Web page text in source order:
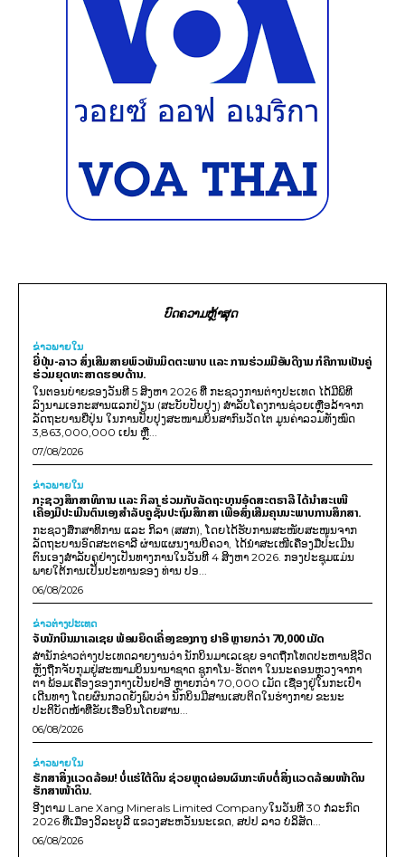
ບົດຄວາມຫຼ້າສຸດ
ຂ່າວພາຍ​ໃນ
ຍີ່ປຸ່ນ-ລາວ ສົ່ງເສີມສາຍພົວພັນມິດຕະພາບ ແລະ ການຮ່ວມມືອັນດີງາມ ກໍຄືການເປັນຄູ່
ຮ່ວມຍຸດທະສາດຮອບດ້ານ.
ໃນຕອນບ່າຍຂອງວັນທີ 5 ສິງຫາ 2026 ທີ່ ກະຊວງການຕ່າງປະເທດ ໄດ້ມີພິທີ
ລົງນາມເອກະສານແລກປ່ຽນ (ສະບັບປັບປຸງ) ສໍາລັບໂຄງການຊ່ວຍເຫຼືອລ້າຈາກ
ລັດຖະບານຍີ່ປຸ່ນ ໃນການປັບປຸງສະໜາມບິນສາກົນວັດໄຕ ມູນຄ່າລວມທັງໝົດ
3,863,000,000 ເຢນ ຫຼື...
07/08/2026
ຂ່າວພາຍ​ໃນ
ກະຊວງສຶກສາທິການ ແລະ ກິລາ ຮ່ວມກັບລັດຖະບານອົດສະຕຣາລີ ໄດ້ນຳສະເໜີ
ເຄື່ອງມືປະເມີນຕົນເອງສຳລັບຄູຊັ້ນປະຖົມສຶກສາ ເພື່ອສົ່ງເສີມຄຸນນະພາບການສຶກສາ.
ກະຊວງສຶກສາທິການ ແລະ ກິລາ (ສສກ), ໂດຍໄດ້ຮັບການສະໜັບສະໜູນຈາກ
ລັດຖະບານອົດສະຕຣາລີ ຜ່ານແຜນງານບີຄວາ, ໄດ້ນຳສະເໜີເຄື່ອງມືປະເມີນ
ຕົນເອງສຳລັບຄູຢ່າງເປັນທາງການໃນວັນທີ 4 ສິງຫາ 2026. ກອງປະຊຸມແມ່ນ
ພາຍໃຕ້ການເປັນປະທານຂອງ ທ່ານ ປອ...
06/08/2026
ຂ່າວຕ່າງປະເທດ
ຈັບນັກບິນມາເລເຊຍ ພ້ອມຍຶດເຄື່ອງຂອງກາງ ຢາອີ ຫຼາຍກວ່າ 70,000 ເມັດ
ສຳນັກຂ່າວຕ່າງປະເທດລາຍງານວ່າ ນັກບິນມາເລເຊຍ ອາດຖືກໂທດປະຫານຊີວິດ
ຫຼັງຖືກຈັບກຸມຢູ່ສະໜາມບິນນານາຊາດ ຊູກາໂນ-ຮັດຕາ ໃນນະຄອນຫຼວງຈາກາ
ຕາ ພ້ອມເຄື່ອງຂອງກາງເປັນຢາອີ ຫຼາຍກວ່າ 70,000 ເມັດ ເຊື່ອງຢູ່ໃນກະເປົາ
ເດີນທາງ ໂດຍຜົນກວດຍັງພົບວ່າ ນັກບິນມີສານເສບຕິດໃນຮ່າງກາຍ ຂະນະ
ປະຕິບັດໜ້າທີ່ຂັບເຮືອບິນໂດຍສານ...
06/08/2026
ຂ່າວພາຍ​ໃນ
ຮັກສາສິ່ງແວດລ້ອມ! ບໍ່ແຮ່ໃຕ້ດິນ ຊ່ວຍຫຼຸດຜ່ອນຜົນກະທົບຕໍ່ສິ່ງແວດລ້ອມໜ້າດິນ
ຮັກສາໜ້າດິນ.
ອີງຕາມ Lane Xang Minerals Limited Companyໃນວັນທີ 30 ກໍລະກົດ
2026 ທີ່ເມືອງວິລະບູລີ ແຂວງສະຫວັນນະເຂດ, ສປປ ລາວ ບໍລິສັດ...
06/08/2026